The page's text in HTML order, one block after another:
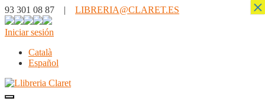
93 301 08 87 | LIBRERIA@CLARET.ES
Iniciar sesión
Català
Español
×